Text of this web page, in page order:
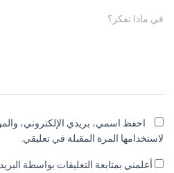
في ماذا تفكر؟
احفظ اسمي، بريدي الإلكتروني،
لاستخدامها المرة المقبلة في تعليقي.
أعلمني بمتابعة التعليقات بواسطة